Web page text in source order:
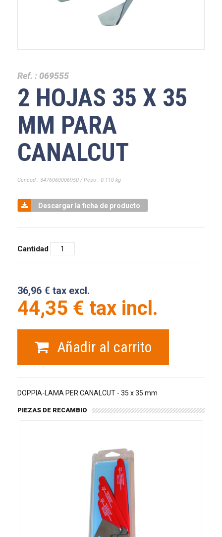
Ref. : 069555
2 HOJAS 35 X 35
MM PARA
CANALCUT
Gencod : 3476060006950 / Peso : 0.110 kg
Descargar la ficha de producto
Cantidad
36,96 € tax excl.
44,35 € tax incl.
Añadir al carrito
DOPPIA-LAMA PER CANALCUT - 35 x 35 mm
PIEZAS DE RECAMBIO